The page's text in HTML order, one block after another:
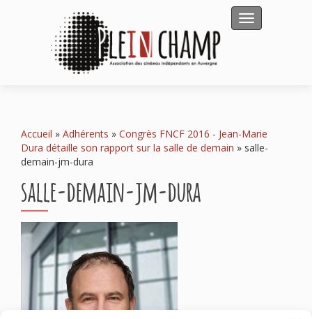
Afficher/
Accueil » Adhérents » Congrès FNCF 2016 - Jean-Marie
Dura détaille son rapport sur la salle de demain » salle-
demain-jm-dura
salle-demain-jm-dura